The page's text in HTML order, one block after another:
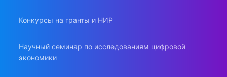
Конкурсы на гранты и НИР
Научный семинар по исследованиям цифровой
экономики